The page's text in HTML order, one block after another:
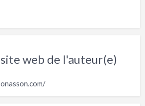
web de l'auteur(e)